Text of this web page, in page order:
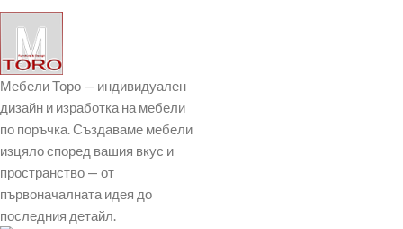
Мебели Торо — индивидуален
дизайн и изработка на мебели
по поръчка. Създаваме мебели
изцяло според вашия вкус и
пространство — от
първоначалната идея до
последния детайл.